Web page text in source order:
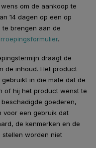
om de aankoop te
14 dagen op een op
brengen aan de
.
draagt de
de inhoud. Het product
in die mate dat de
of hij het product wenst te
goederen,
voor een gebruik dat
de kenmerken en de
worden niet